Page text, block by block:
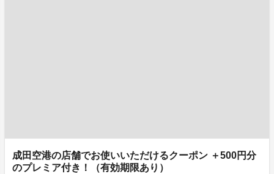
成田空港の店舗でお使いいただけるクーポン ＋500円分
のプレミア付き！（有効期限あり）